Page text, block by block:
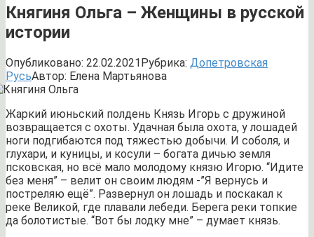
Княгиня Ольга – Женщины в русской
истории
Опубликовано: 22.02.2021Рубрика: Допетровская
РусьАвтор: Елена Мартьянова
Жаркий июньский полдень Князь Игорь с дружиной
возвращается с охоты. Удачная была охота, у лошадей
ноги подгибаются под тяжестью добычи. И соболя, и
глухари, и куницы, и косули – богата дичью земля
псковская, но всё мало молодому князю Игорю. “Идите
без меня” – велит он своим людям -”Я вернусь и
постреляю ещё”. Развернул он лошадь и поскакал к
реке Великой, где плавали лебеди. Берега реки топкие
да болотистые. “Вот бы лодку мне” – думает князь.